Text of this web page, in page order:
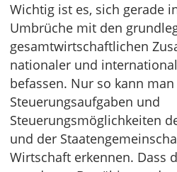
Wichtig ist es, sich gerade
Umbrüche mit den
gesamtwirtschaftlichen
nationaler und
befassen. Nur so kann
Steuerungsaufgaben und
Steuerungsmöglichkeiten
und der
Wirtschaft erkennen. Dass